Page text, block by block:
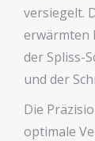
versiegelt.
erwärmten
der Spliss-
und der
Die
optimale